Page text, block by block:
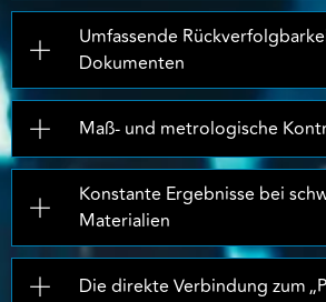
Umfassende
Dokumenten
Maß- und metrologische
Konstante Ergebnisse bei
Materialien
Die direkte Verbindung zum